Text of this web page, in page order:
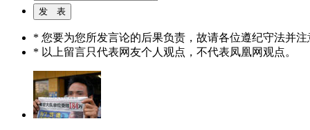
* 您要为您所发言论的后果负责，故请各位遵纪守法并注
* 以上留言只代表网友个人观点，不代表凤凰网观点。